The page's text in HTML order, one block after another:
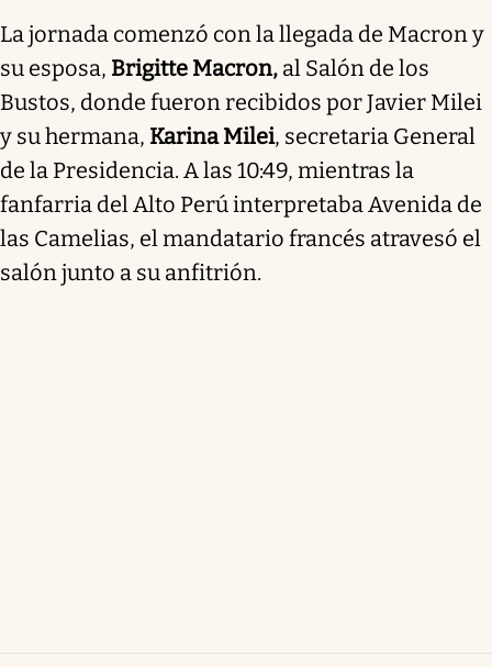
La jornada comenzó con la llegada de Macron y
su esposa, Brigitte Macron, al Salón de los
Bustos, donde fueron recibidos por Javier Milei
y su hermana, Karina Milei, secretaria General
de la Presidencia. A las 10:49, mientras la
fanfarria del Alto Perú interpretaba Avenida de
las Camelias, el mandatario francés atravesó el
salón junto a su anfitrión.